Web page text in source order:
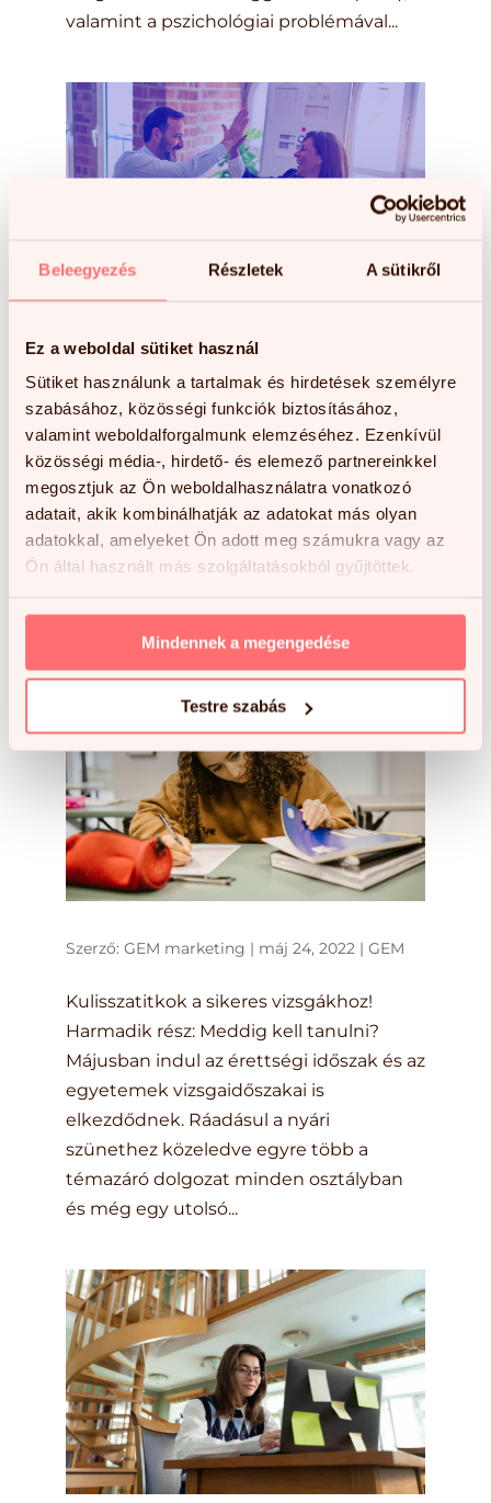
Beleegyezés Részletek A sütikről
Ez a weboldal sütiket használ
Sütiket használunk a tartalmak és hirdetések személyre
szabásához, közösségi funkciók biztosításához,
valamint weboldalforgalmunk elemzéséhez. Ezenkívül
közösségi média-, hirdető- és elemező partnereinkkel
megosztjuk az Ön weboldalhasználatra vonatkozó
adatait, akik kombinálhatják az adatokat más olyan
adatokkal, amelyeket Ön adott meg számukra vagy az
Ön által használt más szolgáltatásokból gyűjtöttek.
Mindennek a megengedése
Testre szabás
valamint a pszichológiai problémával...
Szerző:GEM marketing|máj 30, 2022
Tanulás felnőttként? Lehetséges!
Érdekességek és árnyoldalak Úgy
tartják, az élet maga a tanulás. A sírig
tartó tanulás azonban megterhelő lehet!
Felnőttként tanulni sok szempontból
egyszerűbb és olykor hatékonyabb is,
felnőtt...
Szerző: GEM marketing | máj 24, 2022| GEM
Kulisszatitkok a sikeres vizsgákhoz!
Harmadik rész: Meddig kell tanulni?
Májusban indul az érettségi időszak és az
egyetemek vizsgaidőszakai is
elkezdődnek. Ráadásul a nyári
szünethez közeledve egyre több a
témazáró dolgozat minden osztályban
és még egy utolsó...